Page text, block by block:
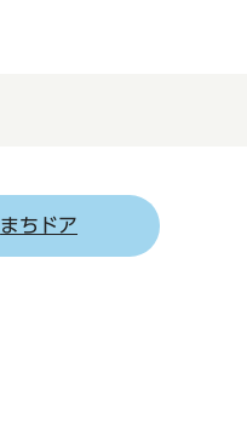
まちドア